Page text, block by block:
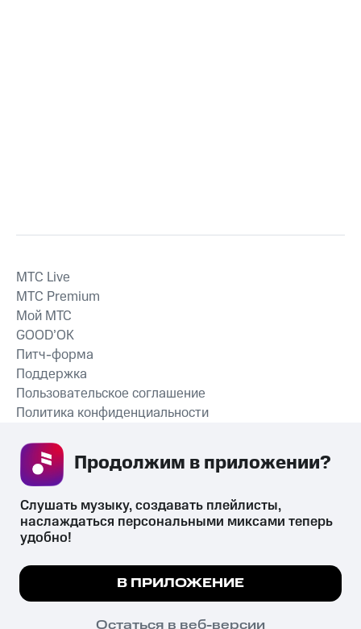
СКАЧАТЬ ПРИЛОЖЕНИЕ
MTС Live
MTС Premium
Мой МТС
GOOD’OK
Питч-форма
Поддержка
Пользовательское соглашение
Политика конфиденциальности
психотропных веществ, их аналогов причиняет вред здоровью,
их незаконный оборот запрещён и влечёт установленную
законодательством ответственность.
© 2026 ООО «КИОН».
Мы используем куки, чтобы на сайте все
Подробнее
ПОНЯТНО
Слушать музыку, создавать плейлисты,
наслаждаться персональными миксами теперь
удобно!
В ПРИЛОЖЕНИЕ
Остаться в веб-версии